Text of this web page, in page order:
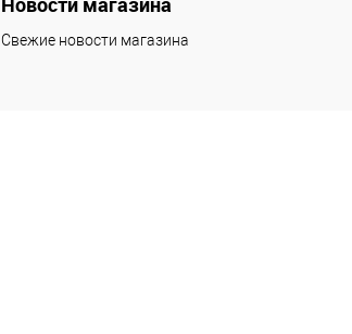
Свежие новости магазина